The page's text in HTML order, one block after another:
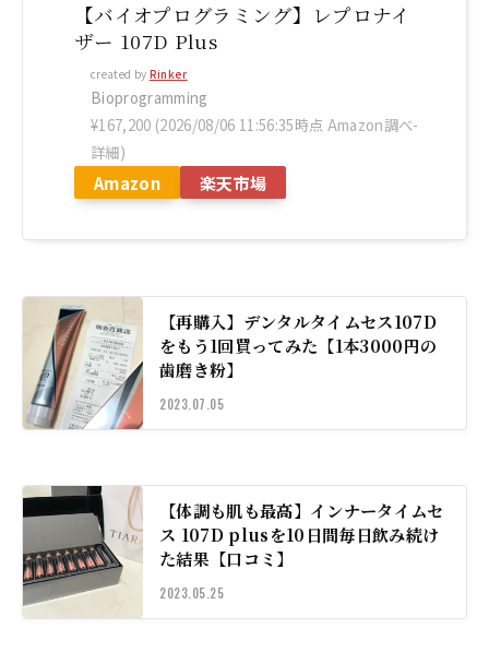
【バイオプログラミング】レプロナイ
ザー 107D Plus
created by Rinker
Bioprogramming
¥167,200 (2026/08/06 11:56:35時点 Amazon調べ-
詳細)
Amazon 楽天市場
【再購入】デンタルタイムセス107D
をもう1回買ってみた【1本3000円の
歯磨き粉】
2023.07.05
【体調も肌も最高】インナータイムセ
ス 107D plusを10日間毎日飲み続け
た結果【口コミ】
2023.05.25